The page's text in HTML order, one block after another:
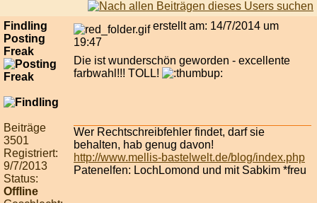
Findling
Posting
Freak
Beiträge
3501
Registriert:
9/7/2013
Status:
Offline
erstellt am: 14/7/2014 um
19:47
Die ist wunderschön geworden - excellente
farbwahl!!! TOLL!
Wer Rechtschreibfehler findet, darf sie
behalten, hab genug davon!
http://www.mellis-bastelwelt.de/blog/index.php
Patenelfen: LochLomond und mit Sabkim *freu